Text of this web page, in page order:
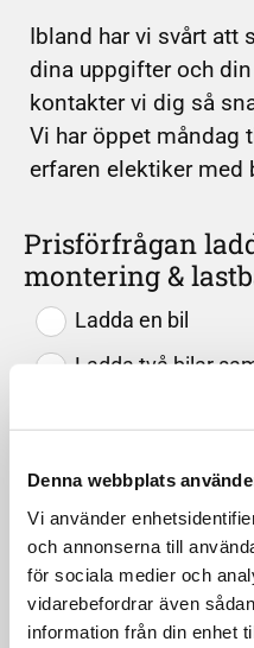
Denna webbplats
Vi använder
och annonserna till
för sociala medier och
vidarebefordrar även
information från din enhet
Ibland har vi svårt att
dina uppgifter och
kontakter vi dig så
Vi har öppet måndag
erfaren elektiker med
Prisförfrågan
montering &
Ladda en bil
Ladda två bilar
Utan Wifi
När i tid*